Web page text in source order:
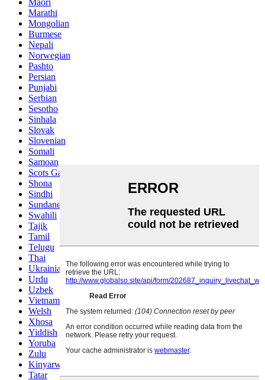
Maori
Marathi
Mongolian
Burmese
Nepali
Norwegian
Pashto
Persian
Punjabi
Serbian
Sesotho
Sinhala
Slovak
Slovenian
Somali
Samoan
Scots Gaelic
Shona
Sindhi
Sundanese
Swahili
Tajik
Tamil
Telugu
Thai
Ukrainian
Urdu
Uzbek
Vietnamese
Welsh
Xhosa
Yiddish
Yoruba
Zulu
Kinyarwanda
Tatar